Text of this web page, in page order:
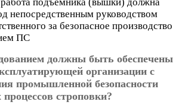
непосредственным руководством
за безопасное производство
ПС
должны быть обеспечены
организации с
промышленной безопасности
процессов строповки?